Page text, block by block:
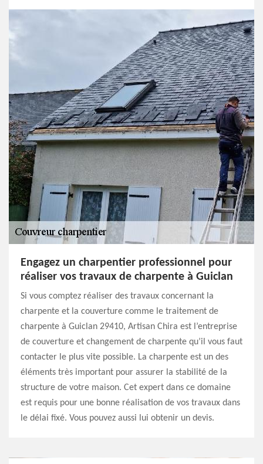
Engagez un charpentier professionnel pour
réaliser vos travaux de charpente à Guiclan
Si vous comptez réaliser des travaux concernant la
charpente et la couverture comme le traitement de
charpente à Guiclan 29410, Artisan Chira est l’entreprise
de couverture et changement de charpente qu’il vous faut
contacter le plus vite possible. La charpente est un des
éléments très important pour assurer la stabilité de la
structure de votre maison. Cet expert dans ce domaine
est requis pour une bonne réalisation de vos travaux dans
le délai fixé. Vous pouvez aussi lui obtenir un devis.